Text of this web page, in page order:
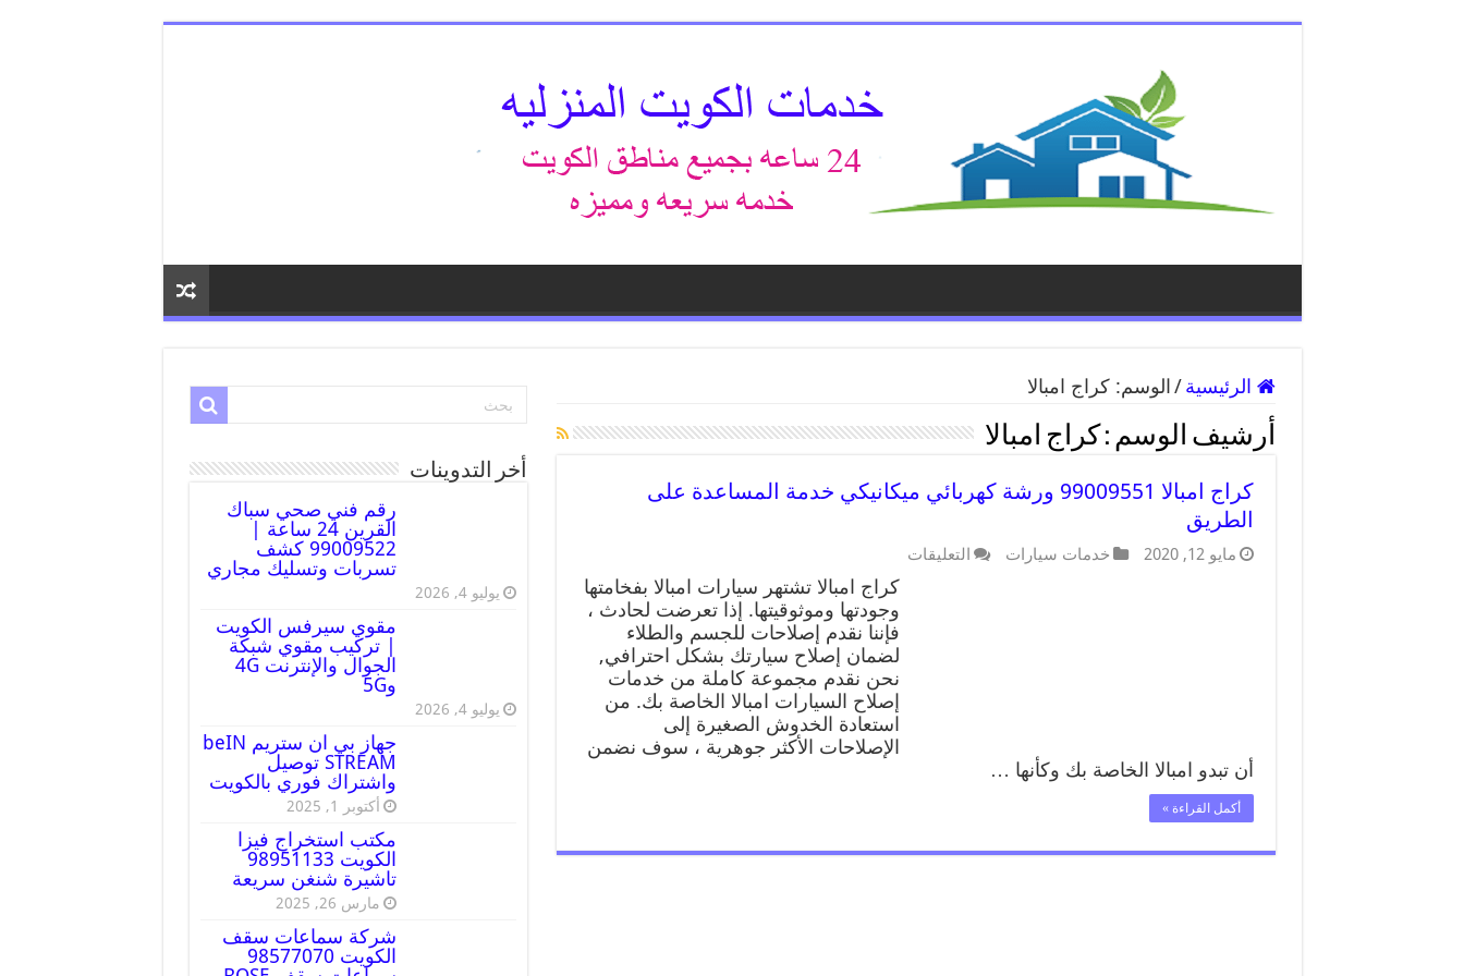
الرئيسية / الوسم:كراج امبالا
أرشيف الوسم : كراج امبالا
كراج امبالا 99009551 ورشة كهربائي ميكانيكي خدمة المساعدة على
الطريق
مايو 12, 2020 خدمات سيارات التعليقات
كراج امبالا تشتهر سيارات امبالا بفخامتها
وجودتها وموثوقيتها. إذا تعرضت لحادث ،
فإننا نقدم إصلاحات للجسم والطلاء
لضمان إصلاح سيارتك بشكل احترافي,
نحن نقدم مجموعة كاملة من خدمات
إصلاح السيارات امبالا الخاصة بك. من
استعادة الخدوش الصغيرة إلى
الإصلاحات الأكثر جوهرية ، سوف نضمن
أن تبدو امبالا الخاصة بك وكأنها …
أكمل القراءة »
أخر التدوينات
رقم فني صحي سباك
القرين 24 ساعة |
99009522 كشف
تسربات وتسليك مجاري
يوليو 4, 2026
مقوي سيرفس الكويت
| تركيب مقوي شبكة
الجوال والإنترنت 4G
و5G
يوليو 4, 2026
جهاز بي ان ستريم beIN
STREAM توصيل
واشتراك فوري بالكويت
أكتوبر 1, 2025
مكتب استخراج فيزا
الكويت 98951133
تاشيرة شنغن سريعة
مارس 26, 2025
شركة سماعات سقف
الكويت 98577070